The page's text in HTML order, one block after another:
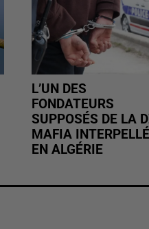
L’UN DES
FONDATEURS
SUPPOSÉS DE LA
MAFIA INTERPELLÉ
EN ALGÉRIE